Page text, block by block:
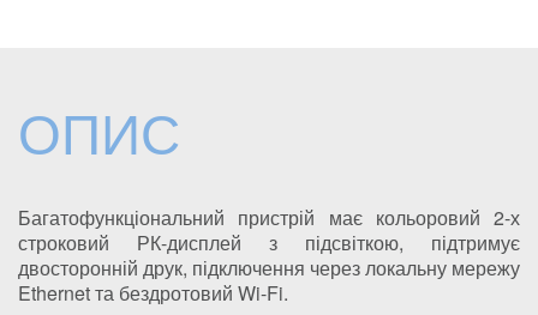
ОПИС
Багатофункціональний пристрій має кольоровий 2-х
строковий РК-дисплей з підсвіткою, підтримує
двосторонній друк, підключення через локальну мережу
Ethernet та бездротовий Wi-Fi.